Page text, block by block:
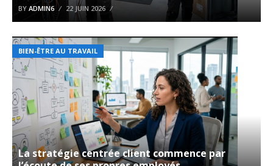
BY ADMIN6 22 JUIN 2026
BIEN-ÊTRE AU TRAVAIL
La stratégie centrée client commence par